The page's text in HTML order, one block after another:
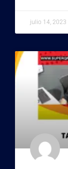
julio 14, 2023